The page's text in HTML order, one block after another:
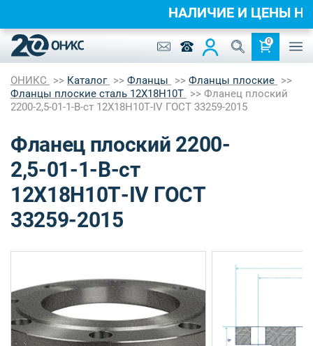
0
ОНИКС Каталог Фланцы
Фланцы плоские
Фланцы плоские сталь 12Х18Н10Т
Фланец плоский
2200-2,5-01-1-B-ст 12Х18Н10Т-IV ГОСТ 33259-2015
Фланец плоский 2200-
2,5-01-1-B-ст
12Х18Н10Т-IV ГОСТ
33259-2015
НАЛИЧИЕ И